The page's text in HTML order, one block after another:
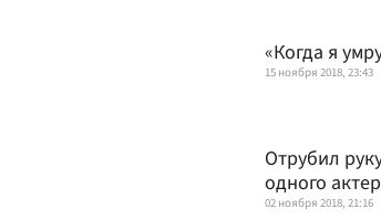
«Когда я
15 ноября 2018, 23:43
Отрубил
одного
02 ноября 2018, 21:16